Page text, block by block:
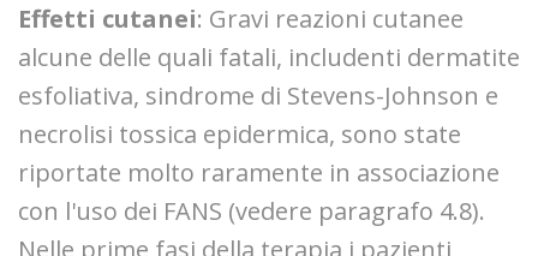
Effetti cutanei: Gravi reazioni cutanee
alcune delle quali fatali, includenti dermatite
esfoliativa, sindrome di Stevens-Johnson e
necrolisi tossica epidermica, sono state
riportate molto raramente in associazione
con l'uso dei FANS (vedere paragrafo 4.8).
Nelle prime fasi della terapia i pazienti